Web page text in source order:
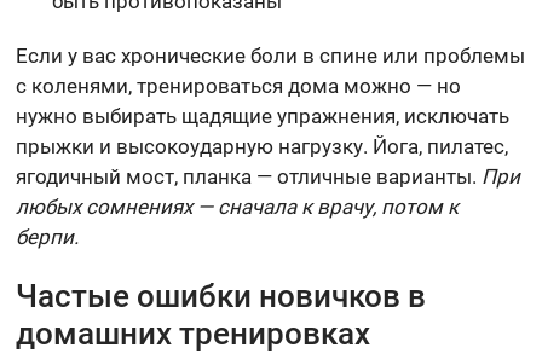
Если у вас хронические боли в спине или проблемы
с коленями, тренироваться дома можно — но
нужно выбирать щадящие упражнения, исключать
прыжки и высокоударную нагрузку. Йога, пилатес,
ягодичный мост, планка — отличные варианты. При
любых сомнениях — сначала к врачу, потом к
берпи.
Частые ошибки новичков в
домашних тренировках